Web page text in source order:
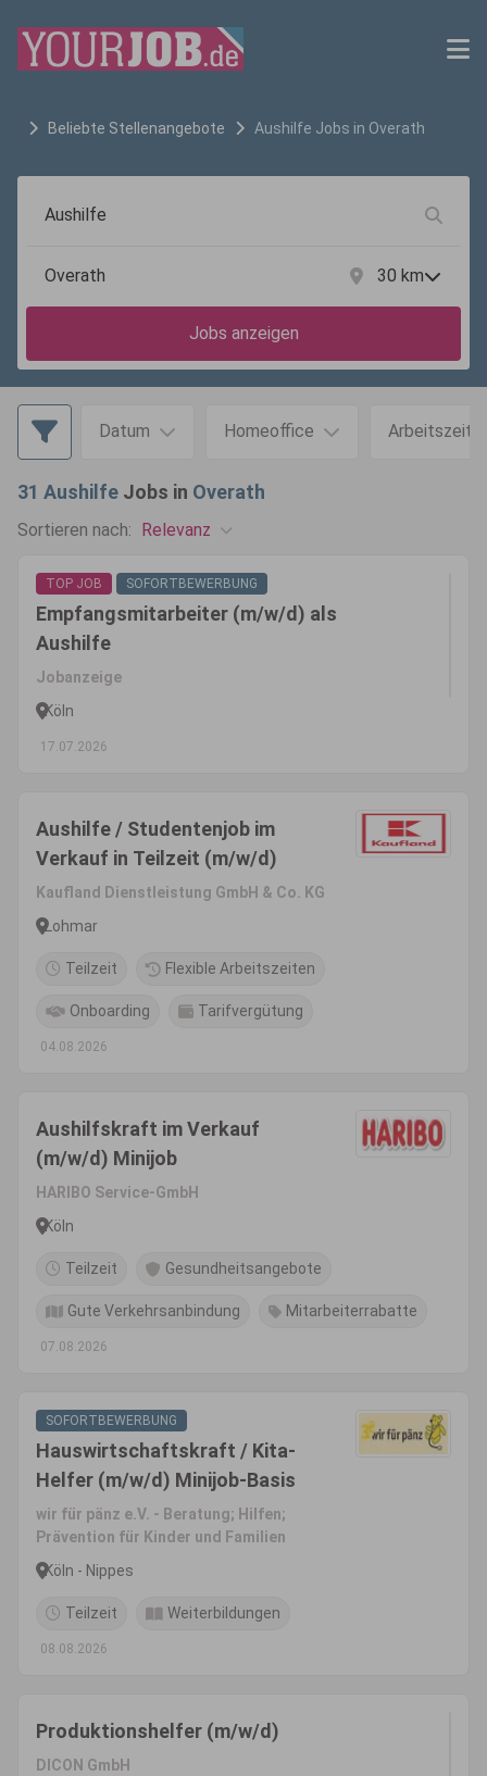
Beliebte Stellenangebote Aushilfe Jobs in Overath
30 km
Jobs anzeigen
Datum Homeoffice Arbeitszeit
31 Aushilfe Jobs in Overath
Sortieren nach: Relevanz
TOP JOB SOFORTBEWERBUNG
Empfangsmitarbeiter (m/w/d) als
Aushilfe
Jobanzeige
Köln
17.07.2026
Aushilfe / Studentenjob im
Verkauf in Teilzeit (m/w/d)
Kaufland Dienstleistung GmbH & Co. KG
Lohmar
Teilzeit Flexible Arbeitszeiten
Onboarding Tarifvergütung
04.08.2026
Aushilfskraft im Verkauf
(m/w/d) Minijob
HARIBO Service-GmbH
Köln
Teilzeit Gesundheitsangebote
Gute Verkehrsanbindung Mitarbeiterrabatte
07.08.2026
SOFORTBEWERBUNG
Hauswirtschaftskraft / Kita-
Helfer (m/w/d) Minijob-Basis
wir für pänz e.V. - Beratung; Hilfen;
Prävention für Kinder und Familien
Köln - Nippes
Teilzeit Weiterbildungen
08.08.2026
Produktionshelfer (m/w/d)
DICON GmbH